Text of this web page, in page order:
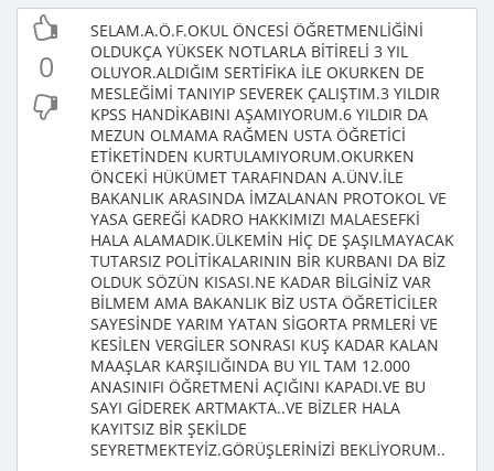
0
SELAM.A.Ö.F.OKUL ÖNCESİ ÖĞRETMENLİĞİNİ
OLDUKÇA YÜKSEK NOTLARLA BİTİRELİ 3 YIL
OLUYOR.ALDIĞIM SERTİFİKA İLE OKURKEN DE
MESLEĞİMİ TANIYIP SEVEREK ÇALIŞTIM.3 YILDIR
KPSS HANDİKABINI AŞAMIYORUM.6 YILDIR DA
MEZUN OLMAMA RAĞMEN USTA ÖĞRETİCİ
ETİKETİNDEN KURTULAMIYORUM.OKURKEN
ÖNCEKİ HÜKÜMET TARAFINDAN A.ÜNV.İLE
BAKANLIK ARASINDA İMZALANAN PROTOKOL VE
YASA GEREĞİ KADRO HAKKIMIZI MALAESEFKİ
HALA ALAMADIK.ÜLKEMİN HİÇ DE ŞAŞILMAYACAK
TUTARSIZ POLİTİKALARININ BİR KURBANI DA BİZ
OLDUK SÖZÜN KISASI.NE KADAR BİLGİNİZ VAR
BİLMEM AMA BAKANLIK BİZ USTA ÖĞRETİCİLER
SAYESİNDE YARIM YATAN SİGORTA PRMLERİ VE
KESİLEN VERGİLER SONRASI KUŞ KADAR KALAN
MAAŞLAR KARŞILIĞINDA BU YIL TAM 12.000
ANASINIFI ÖĞRETMENİ AÇIĞINI KAPADI.VE BU
SAYI GİDEREK ARTMAKTA..VE BİZLER HALA
KAYITSIZ BİR ŞEKİLDE
SEYRETMEKTEYİZ.GÖRÜŞLERİNİZİ BEKLİYORUM..